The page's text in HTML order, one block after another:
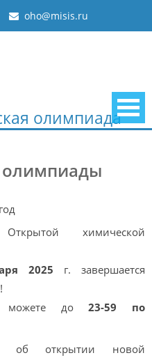
oho@misis.ru
олимпиада
олимпиады
химической
2025 г. завершается
можете до23-59 по
об открытии новой